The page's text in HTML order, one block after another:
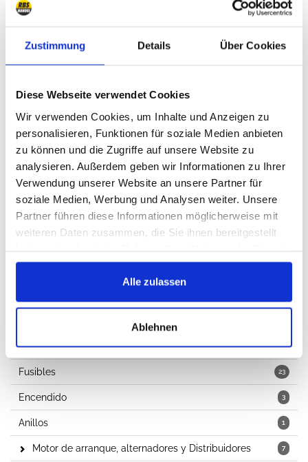
Zustimmung Details Über Cookies
Diese Webseite verwendet Cookies
Wir verwenden Cookies, um Inhalte und Anzeigen zu
personalisieren, Funktionen für soziale Medien anbieten
zu können und die Zugriffe auf unsere Website zu
analysieren. Außerdem geben wir Informationen zu Ihrer
Verwendung unserer Website an unsere Partner für
soziale Medien, Werbung und Analysen weiter. Unsere
Partner führen diese Informationen möglicherweise mit
weiteren Daten zusammen, die Sie ihnen bereitgestellt
gesammelt haben.
Alle zulassen
Ablehnen
1
Rodamientos
Refrigeración, Calefacción, Aire acondicionado
Correa accesorios, tensor, correas A/C
Calefacción
Partes A/C
2
Bujías
23
Fusibles
3
Encendido
1
Anillos
7
Motor de arranque, alternadores y Distribuidores